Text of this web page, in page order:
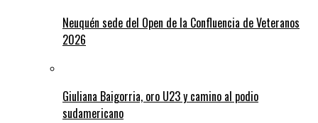
Neuquén sede del Open de la Confluencia de Veteranos
2026
Giuliana Baigorria, oro U23 y camino al podio
sudamericano